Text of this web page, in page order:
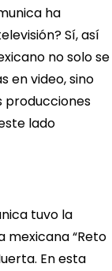
ha
Sí, así
no solo se
en video, sino
producciones
lado
tuvo la
“Reto
En esta